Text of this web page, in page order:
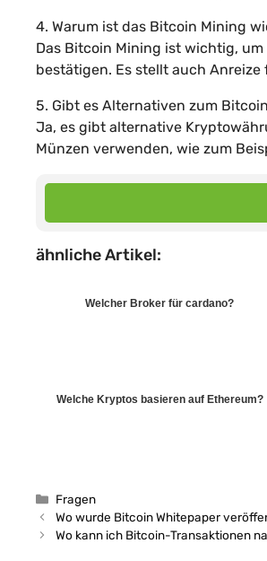
4. Warum ist das Bitcoin Mining
Das Bitcoin Mining ist wichtig,
bestätigen. Es stellt auch
5. Gibt es Alternativen zum
Ja, es gibt alternative
Münzen verwenden, wie zum
ähnliche Artikel:
Welcher Broker für cardano?
Welche Kryptos basieren auf Ethereum?
Kategorien
Fragen
Wo wurde Bitcoin Whitepaper
Wo kann ich Bitcoin-Transaktionen